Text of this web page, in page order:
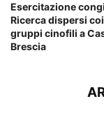
Esercitazione
Ricerca dispersi
gruppi cinofili a
Brescia